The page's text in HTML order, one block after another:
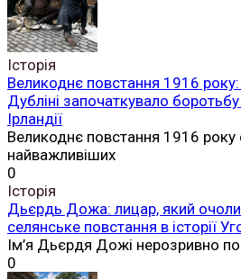
Історія
Великоднє повстання 1916
Дубліні започаткувало
Ірландії
Великоднє повстання 1916 року
найважливіших
0
Історія
Дьєрдь Дожа: лицар, який
селянське повстання в історії
Ім’я Дьєрдя Дожі нерозривно
0